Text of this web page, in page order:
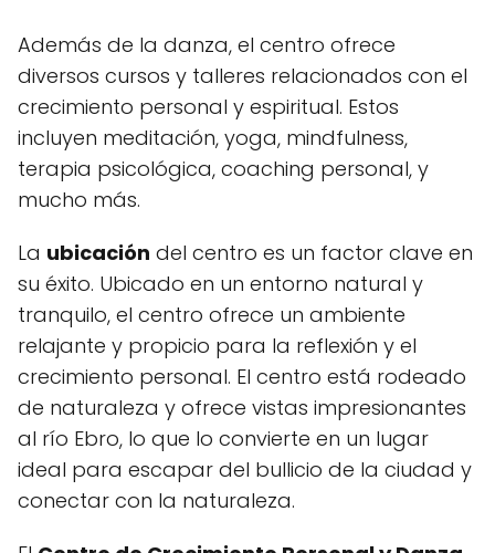
Además de la danza, el centro ofrece
diversos cursos y talleres relacionados con el
crecimiento personal y espiritual. Estos
incluyen meditación, yoga, mindfulness,
terapia psicológica, coaching personal, y
mucho más.
La ubicación del centro es un factor clave en
su éxito. Ubicado en un entorno natural y
tranquilo, el centro ofrece un ambiente
relajante y propicio para la reflexión y el
crecimiento personal. El centro está rodeado
de naturaleza y ofrece vistas impresionantes
al río Ebro, lo que lo convierte en un lugar
ideal para escapar del bullicio de la ciudad y
conectar con la naturaleza.